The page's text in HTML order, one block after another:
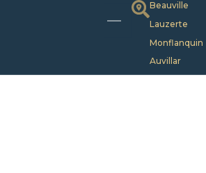
Beauville
Lauzerte
Monflanquin
Auvillar